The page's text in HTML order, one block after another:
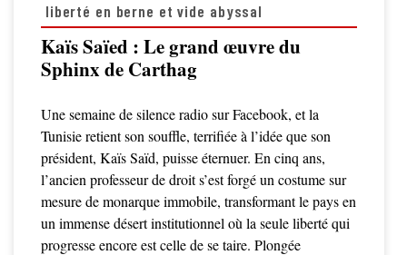
liberté en berne et vide abyssal
Kaïs Saïed : Le grand œuvre du
Sphinx de Carthag
Une semaine de silence radio sur Facebook, et la
Tunisie retient son souffle, terrifiée à l’idée que son
président, Kaïs Saïd, puisse éternuer. En cinq ans,
l’ancien professeur de droit s’est forgé un costume sur
mesure de monarque immobile, transformant le pays en
un immense désert institutionnel où la seule liberté qui
progresse encore est celle de se taire. Plongée